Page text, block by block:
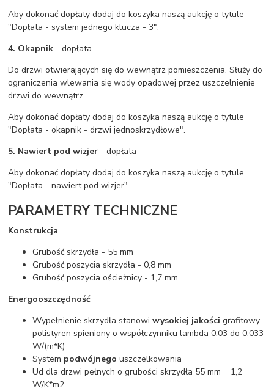
Aby dokonać dopłaty dodaj do koszyka naszą aukcję o tytule
"Dopłata - system jednego klucza - 3".
4. Okapnik - dopłata
Do drzwi otwierających się do wewnątrz pomieszczenia. Służy do
ograniczenia wlewania się wody opadowej przez uszczelnienie
drzwi do wewnątrz.
Aby dokonać dopłaty dodaj do koszyka naszą aukcję o tytule
"Dopłata - okapnik - drzwi jednoskrzydłowe".
5. Nawiert pod wizjer - dopłata
Aby dokonać dopłaty dodaj do koszyka naszą aukcję o tytule
"Dopłata - nawiert pod wizjer".
PARAMETRY TECHNICZNE
Konstrukcja
Grubość skrzydła - 55 mm
Grubość poszycia skrzydła - 0,8 mm
Grubość poszycia ościeżnicy - 1,7 mm
Energooszczędność
Wypełnienie skrzydła stanowiwysokiej jakości grafitowy
polistyren spieniony o współczynniku lambda 0,03 do 0,033
W/(m*K)
System podwójnego uszczelkowania
Ud dla drzwi pełnych o grubości skrzydła 55 mm = 1,2
W/K*m2